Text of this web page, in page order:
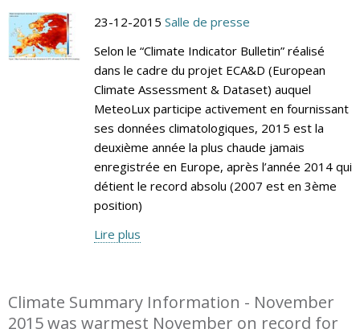
23-12-2015 Salle de presse
Selon le “Climate Indicator Bulletin” réalisé
dans le cadre du projet ECA&D (European
Climate Assessment & Dataset) auquel
MeteoLux participe activement en fournissant
ses données climatologiques, 2015 est la
deuxième année la plus chaude jamais
enregistrée en Europe, après l’année 2014 qui
détient le record absolu (2007 est en 3ème
position)
Lire plus
Climate Summary Information - November
2015 was warmest November on record for